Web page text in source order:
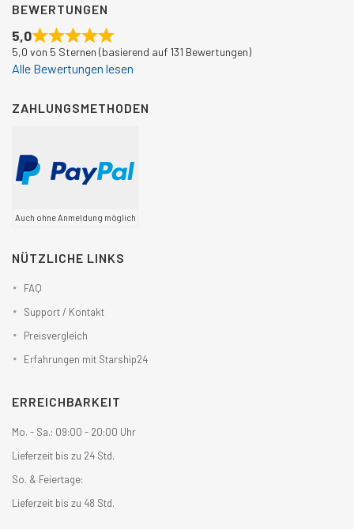
BEWERTUNGEN
5,0
5,0 von 5 Sternen (basierend auf 131 Bewertungen)
Alle Bewertungen lesen
ZAHLUNGSMETHODEN
Auch ohne Anmeldung möglich
NÜTZLICHE LINKS
FAQ
Support / Kontakt
Preisvergleich
Erfahrungen mit Starship24
ERREICHBARKEIT
Mo. - Sa.: 09:00 - 20:00 Uhr
Lieferzeit bis zu 24 Std.
So. & Feiertage:
Lieferzeit bis zu 48 Std.